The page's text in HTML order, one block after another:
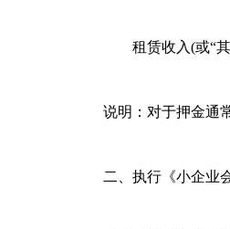
租赁收入(或“其他
说明：对于押金通常
二、执行《小企业会